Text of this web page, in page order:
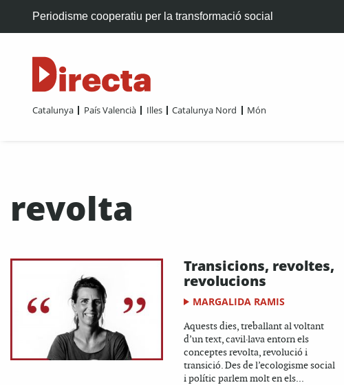
Periodisme cooperatiu per la transformació social
Catalunya País Valencià Illes Catalunya Nord Món
revolta
Transicions, revoltes,
revolucions
MARGALIDA RAMIS
Aquests dies, treballant al voltant
d’un text, cavil·lava entorn els
conceptes revolta, revolució i
transició. Des de l’ecologisme social
i polític parlem molt en els...